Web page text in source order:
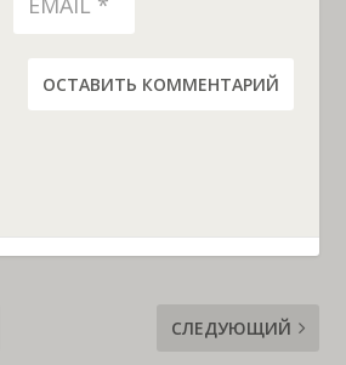
ОСТАВИТЬ КОММЕНТАРИЙ
СЛЕДУЮЩИЙ